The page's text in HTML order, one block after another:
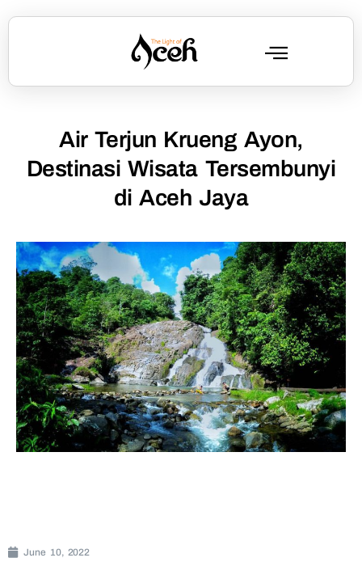
Air Terjun Krueng Ayon,
Destinasi Wisata Tersembunyi
di Aceh Jaya
June 10, 2022